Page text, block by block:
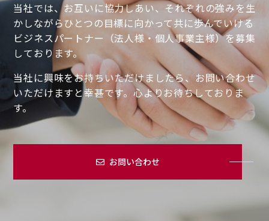
当社では、お互いに協力しあい、それぞれの強みを生
かしながらひとつの目標に向かって共に歩んでいける
ビジネスパートナー（法人様・個人事業主様）を募集
しております。
当社に興味をお持ちいただけましたら、お問い合わせ
いただけますと幸甚です。心よりお待ちしておりま
す。
お問い合わせ